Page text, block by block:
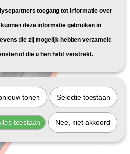
toegang tot informatie over
deze informatie gebruiken in
die zij mogelijk hebben verzameld
of die u hen hebt verstrekt.
tonen Selectie toestaan
toestaan Nee, niet akkoord